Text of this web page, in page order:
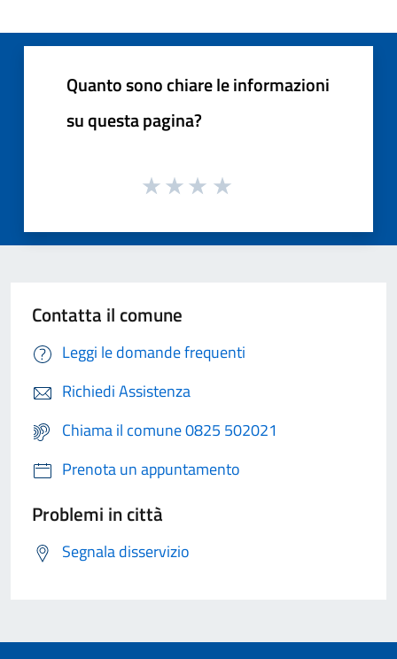
Quanto sono chiare le informazioni
su questa pagina?
Contatta il comune
Leggi le domande frequenti
Richiedi Assistenza
Chiama il comune 0825 502021
Prenota un appuntamento
Problemi in città
Segnala disservizio